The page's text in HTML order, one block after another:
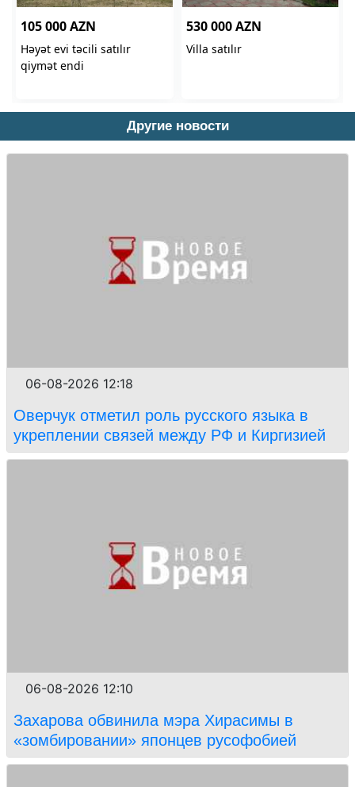
Другие новости
06-08-2026 12:18
Оверчук отметил роль русского языка в
укреплении связей между РФ и Киргизией
06-08-2026 12:10
Захарова обвинила мэра Хирасимы в
«зомбировании» японцев русофобией